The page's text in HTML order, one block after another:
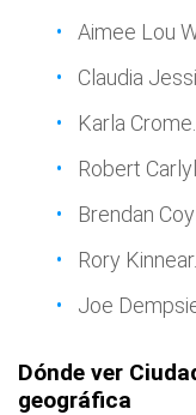
Aimee Lou
Claudia
Karla
Robert
Brendan
Rory
Joe
Dónde ver
geográfica